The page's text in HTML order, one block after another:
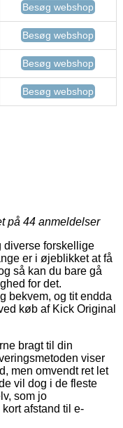
Besøg webshop
Besøg webshop
Besøg webshop
Besøg webshop
på 44 anmeldelser
diverse forskellige
er i øjeblikket at få
så kan du bare gå
for det.
bekvem, og tit endda
køb af Kick Original
bragt til din
viser
men omvendt ret let
vil dog i de fleste
som jo
afstand til e-